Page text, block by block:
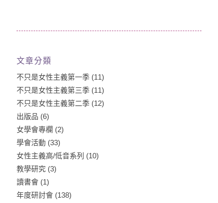
文章分類
不只是女性主義第一季(11)
不只是女性主義第三季(11)
不只是女性主義第二季(12)
出版品 (6)
女學會專欄 (2)
學會活動 (33)
女性主義高/低音系列 (10)
教學研究(3)
讀書會(1)
年度研討會(138)